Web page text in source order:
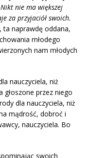
Nikt nie ma większej
za przyjaciół swoich.
ta naprawdę oddana,
młodego
nam młodych
nauczyciela, niż
przez niego
dla nauczyciela, niż
mądrość, dobroć i
nauczyciela. Bo
swoich